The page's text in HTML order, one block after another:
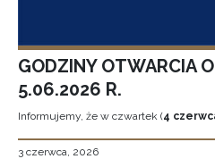
GODZINY OTWARCIA
5.06.2026 R.
Informujemy, że w czwartek (4
3 czerwca, 2026